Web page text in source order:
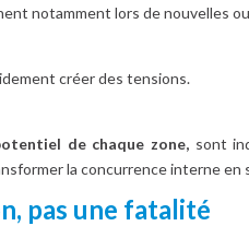
notamment lors de nouvelles
créer des tensions.
de chaque zone,sont
la concurrence interne en
pas une fatalité